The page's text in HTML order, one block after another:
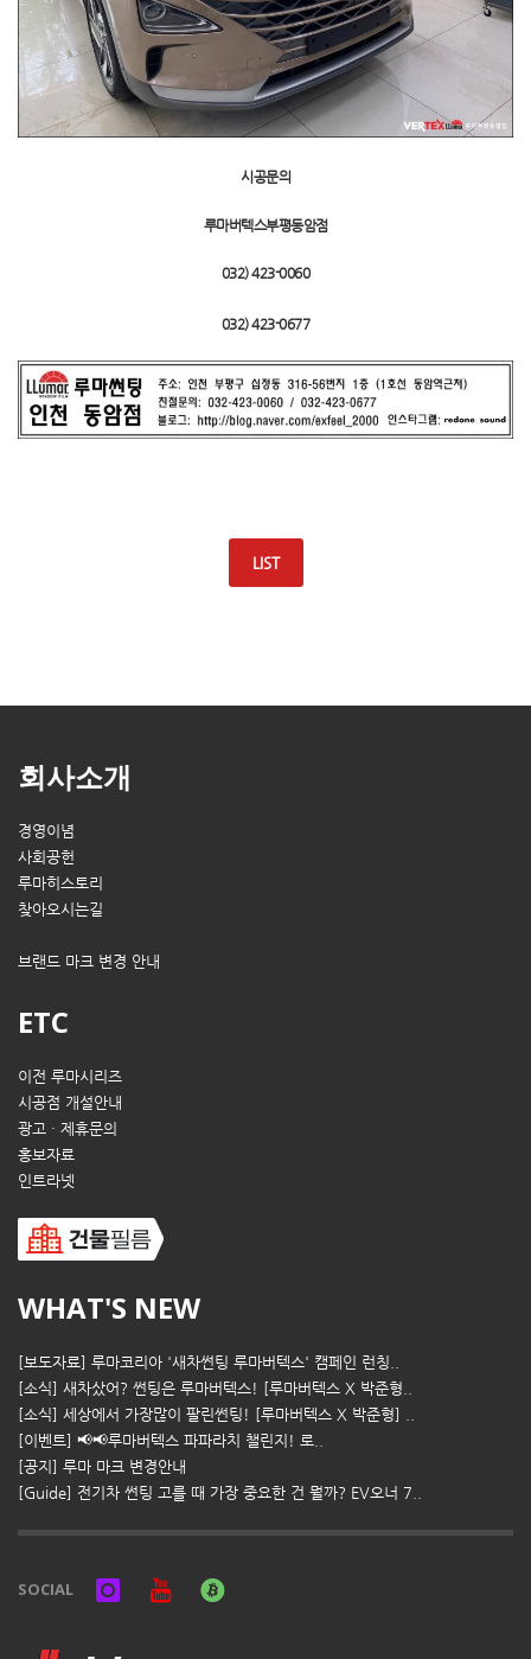
시공문의
루마버텍스부평동암점
032) 423-0060
032) 423-0677
LIST
회사소개
경영이념
사회공헌
루마히스토리
찾아오시는길
브랜드 마크 변경 안내
ETC
이전 루마시리즈
시공점 개설안내
광고 · 제휴문의
홍보자료
인트라넷
WHAT'S NEW
[보도자료] 루마코리아 '새차썬팅 루마버텍스' 캠페인 런칭..
[소식] 새차샀어? 썬팅은 루마버텍스! [루마버텍스 X 박준형..
[소식] 세상에서 가장많이 팔린썬팅! [루마버텍스 X 박준형] ..
[이벤트] 📢📢루마버텍스 파파라치 챌린지! 로..
[공지] 루마 마크 변경안내
[Guide] 전기차 썬팅 고를 때 가장 중요한 건 뭘까? EV오너 7..
SOCIAL